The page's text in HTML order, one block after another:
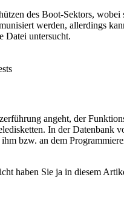
des Boot-Sektors, wobei
werden, allerdings
Datei untersucht.
angeht, der
In der Datenbank
bzw. an dem
haben Sie ja in diesem